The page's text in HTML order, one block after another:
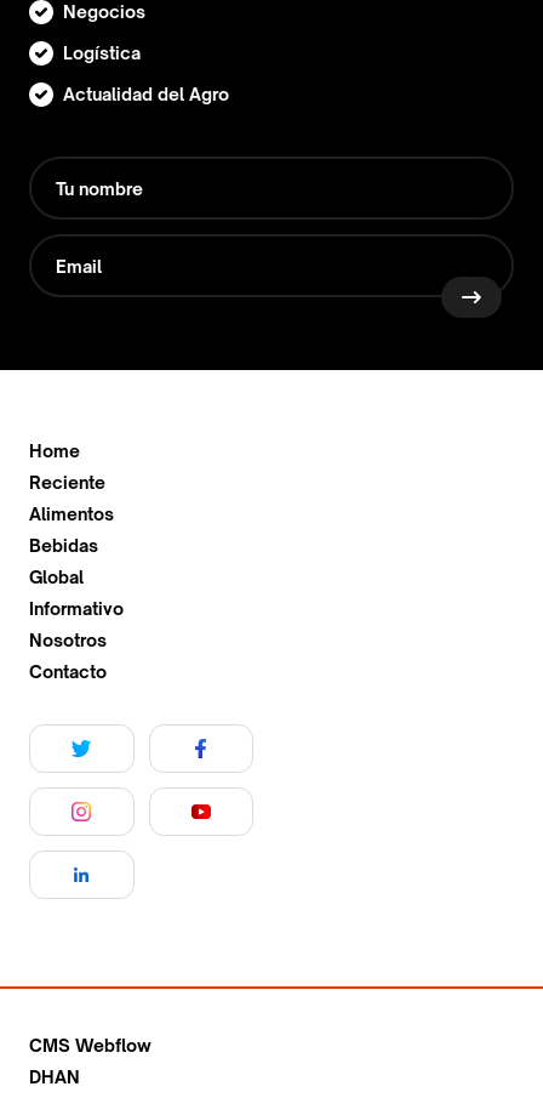
Negocios
Logística
Actualidad del Agro
Home
Reciente
Alimentos
Bebidas
Global
Informativo
Nosotros
Contacto
CMS Webflow
DHAN